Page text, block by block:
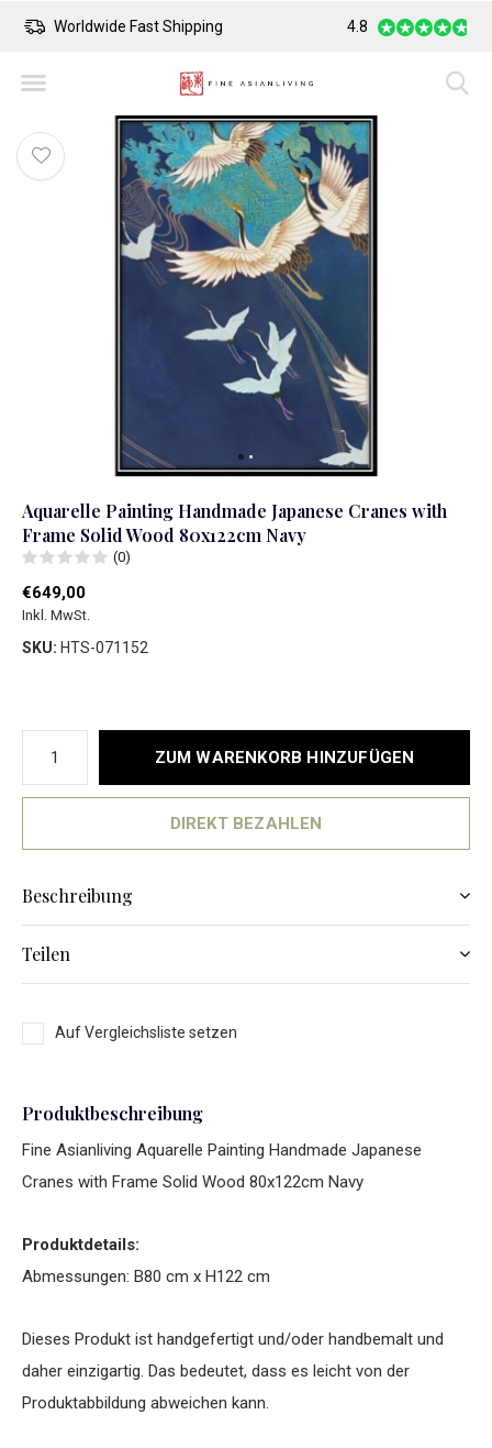
Worldwide Fast Shipping Safe Payment
4.8
Aquarelle Painting Handmade Japanese Cranes with
Frame Solid Wood 80x122cm Navy
(0)
€649,00
Inkl. MwSt.
SKU: HTS-071152
ZUM WARENKORB HINZUFÜGEN
DIREKT BEZAHLEN
Beschreibung
Teilen
Auf Vergleichsliste setzen
Produktbeschreibung
Fine Asianliving Aquarelle Painting Handmade Japanese
Cranes with Frame Solid Wood 80x122cm Navy
Produktdetails:
Abmessungen: B80 cm x H122 cm
Dieses Produkt ist handgefertigt und/oder handbemalt und
daher einzigartig. Das bedeutet, dass es leicht von der
Produktabbildung abweichen kann.